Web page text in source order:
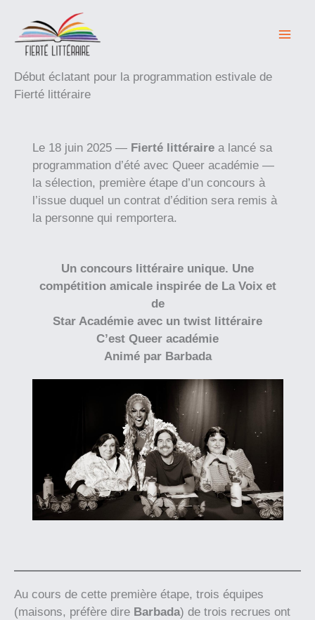
contenu
Début éclatant pour la programmation estivale de
Fierté littéraire
Le 18 juin 2025 — Fierté littéraire a lancé sa
programmation d’été avec Queer académie —
la sélection, première étape d’un concours à
l’issue duquel un contrat d’édition sera remis à
la personne qui remportera.
Un concours littéraire unique. Une
compétition amicale inspirée de La Voix et
de
Star Académie avec un twist littéraire
C’est Queer académie
Animé par Barbada
Au cours de cette première étape, trois équipes
(maisons, préfère dire Barbada) de trois recrues ont